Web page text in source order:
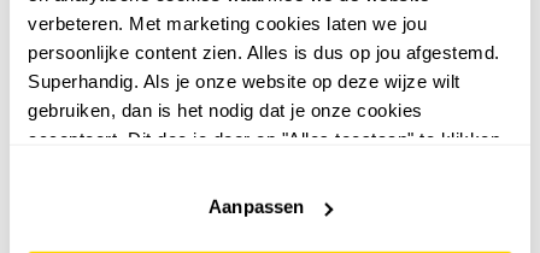
verbeteren. Met marketing cookies laten we jou
persoonlijke content zien. Alles is dus op jou afgestemd.
Superhandig. Als je onze website op deze wijze wilt
gebruiken, dan is het nodig dat je onze cookies
accepteert. Dit doe je door op "Alles toestaan" te klikken.
website niet optimaal functioneert.
Aanpassen